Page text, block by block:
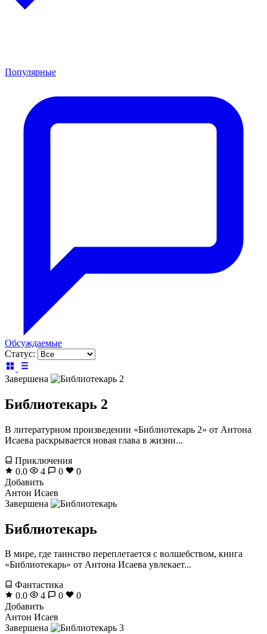
Популярные
Обсуждаемые
Статус:
Завершена
Библиотекарь 2
В литературном произведении «Библиотекарь 2» от Антона
Исаева раскрывается новая глава в жизни...
Приключения
0.0
4 0
0
Добавить
Антон Исаев
Завершена
Библиотекарь
В мире, где таинство переплетается с волшебством, книга
«Библиотекарь» от Антона Исаева увлекает...
Фантастика
0.0
4 0
0
Добавить
Антон Исаев
Завершена